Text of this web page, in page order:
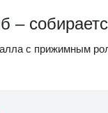
–
с прижимным